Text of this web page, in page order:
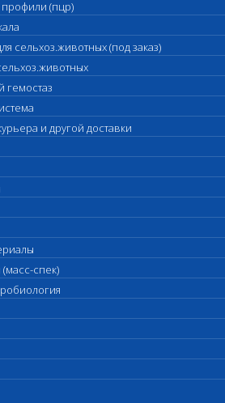
(пцр)
сельхоз.животных (под заказ)
гемостаз
и другой доставки
спек)